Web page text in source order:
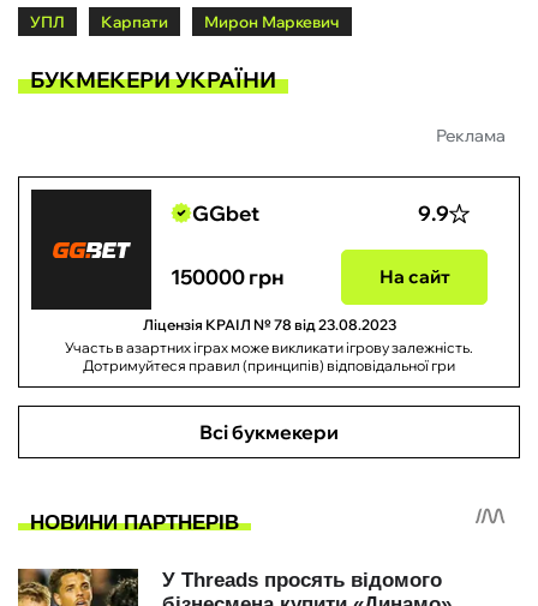
УПЛ Карпати Мирон Маркевич
БУКМЕКЕРИ УКРАЇНИ
Реклама
GGbet 9.9
150000 грн На сайт
Ліцензія КРАІЛ № 78 від 23.08.2023
Участь в азартних іграх може викликати ігрову залежність.
Дотримуйтеся правил (принципів) відповідальної гри
Всі букмекери